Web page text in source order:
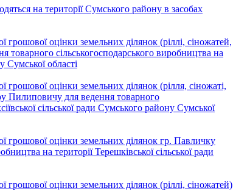
на території Сумського району в засобах
грошової оцінки земельних ділянок (ріллі, сіножатей,
сільськогосподарського виробництва на
Сумської області
грошової оцінки земельних ділянок (рілля, сіножаті,
Пилиповичу для ведення товарного
сільської ради Сумського району Сумської
грошової оцінки земельних ділянок гр. Павличку
на території Терешківської сільської ради
грошової оцінки земельних ділянок (ріллі, сіножатей)